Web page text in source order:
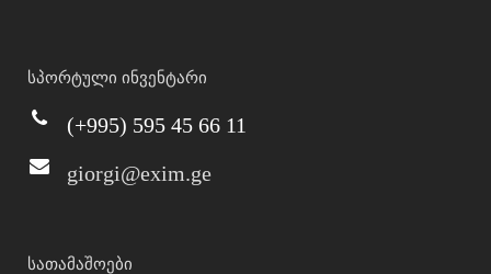
სპორტული ინვენტარი
(+995) 595 45 66 11
giorgi@exim.ge
სათამაშოები